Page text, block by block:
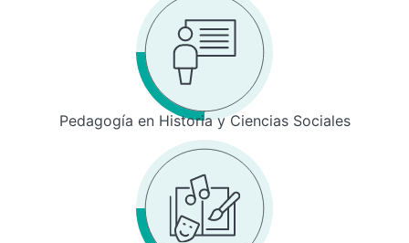
Pedagogía en Historia y Ciencias Sociales